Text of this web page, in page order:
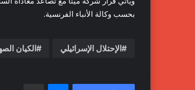
بحسب وكالة الأنباء الفرنسية.
الإحتلال الإسرائيلي الكيان
ماسنجر